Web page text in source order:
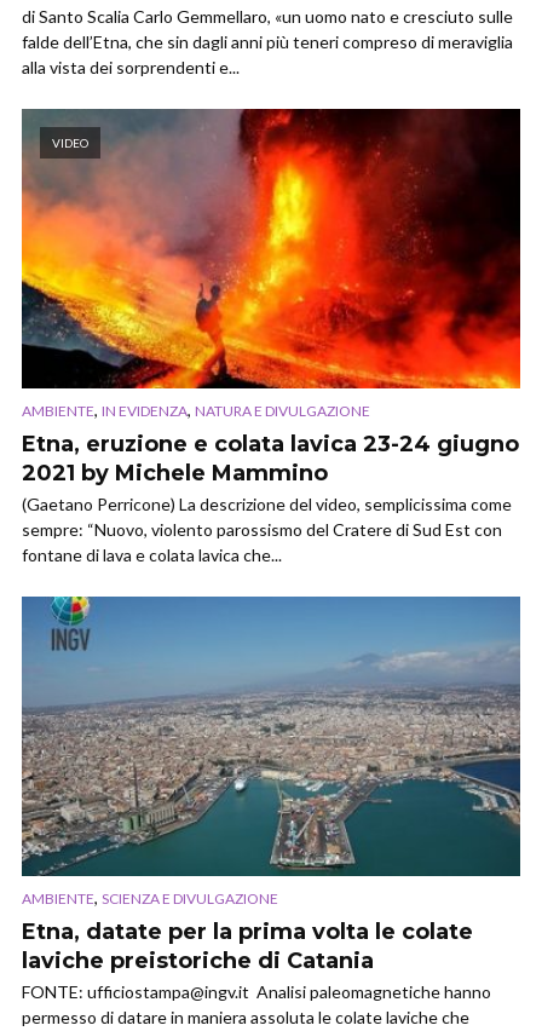
di Santo Scalia Carlo Gemmellaro, «un uomo nato e cresciuto sulle
falde dell’Etna, che sin dagli anni più teneri compreso di meraviglia
alla vista dei sorprendenti e...
VIDEO
AMBIENTE, IN EVIDENZA, NATURA E DIVULGAZIONE
Etna, eruzione e colata lavica 23-24 giugno
2021 by Michele Mammino
(Gaetano Perricone) La descrizione del video, semplicissima come
sempre: “Nuovo, violento parossismo del Cratere di Sud Est con
fontane di lava e colata lavica che...
AMBIENTE, SCIENZA E DIVULGAZIONE
Etna, datate per la prima volta le colate
laviche preistoriche di Catania
FONTE: ufficiostampa@ingv.it Analisi paleomagnetiche hanno
permesso di datare in maniera assoluta le colate laviche che